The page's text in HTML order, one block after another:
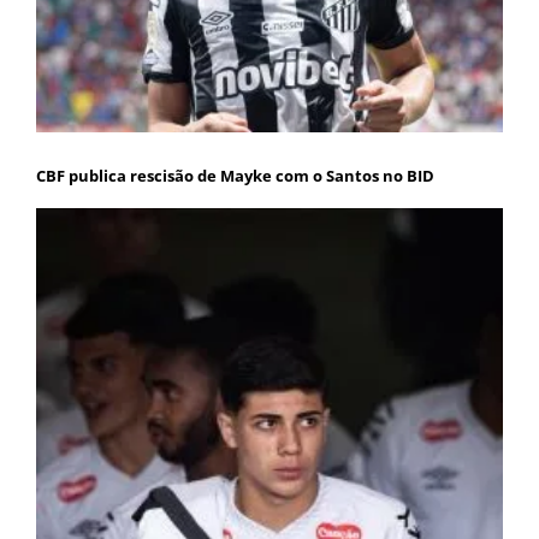
CBF publica rescisão de Mayke com o Santos no BID